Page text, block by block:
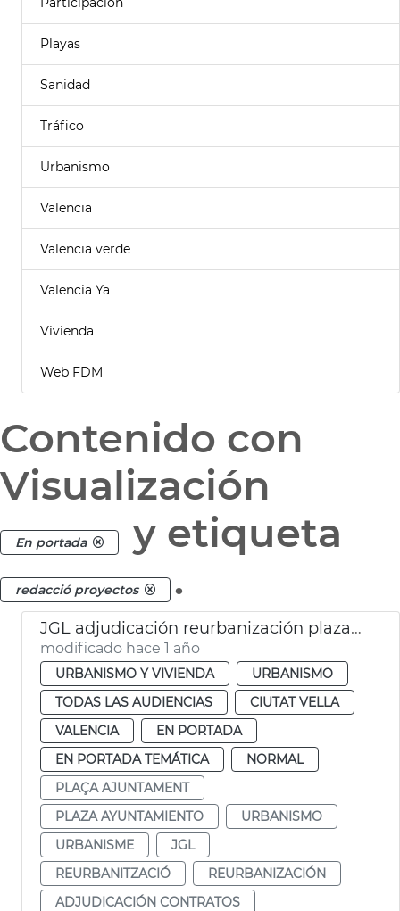
Playas
Sanidad
Tráfico
Urbanismo
Valencia
Valencia verde
Valencia Ya
Vivienda
Web FDM
Contenido con
Visualización
En portada y etiqueta
redacció proyectos .
JGL adjudicación reurbanización plaza Ajuntament
modificado hace 1 año
URBANISMO Y VIVIENDA
URBANISMO
TODAS LAS AUDIENCIAS
CIUTAT VELLA
VALENCIA
EN PORTADA
EN PORTADA TEMÁTICA
NORMAL
PLAÇA AJUNTAMENT
PLAZA AYUNTAMIENTO
URBANISMO
URBANISME
JGL
REURBANITZACIÓ
REURBANIZACIÓN
ADJUDICACIÓN CONTRATOS